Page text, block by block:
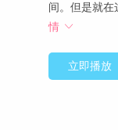
间。但是就
情
立即播放